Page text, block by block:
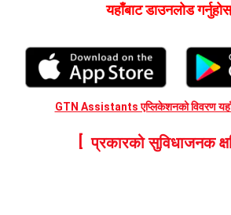
यहाँबाट डाउनलोड
GTN Assistants एप्लिकेशनको विवरण
प्रकारको सुविधाजनक